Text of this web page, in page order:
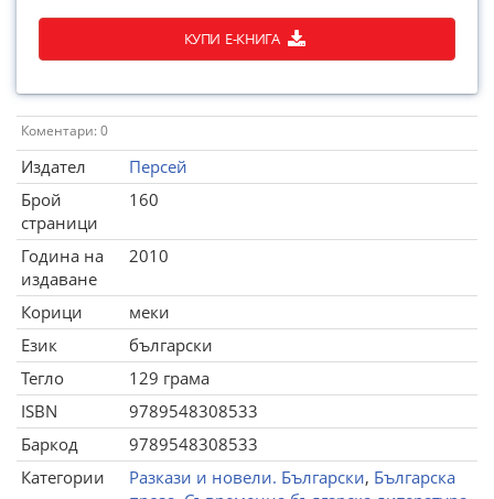
КУПИ Е-КНИГА
Коментари: 0
Издател
Персей
Брой
страници
160
Година на
издаване
2010
Корици
меки
Език
български
Тегло
129 грама
ISBN
9789548308533
Баркод
9789548308533
Категории
Разкази и новели. Български, Българска